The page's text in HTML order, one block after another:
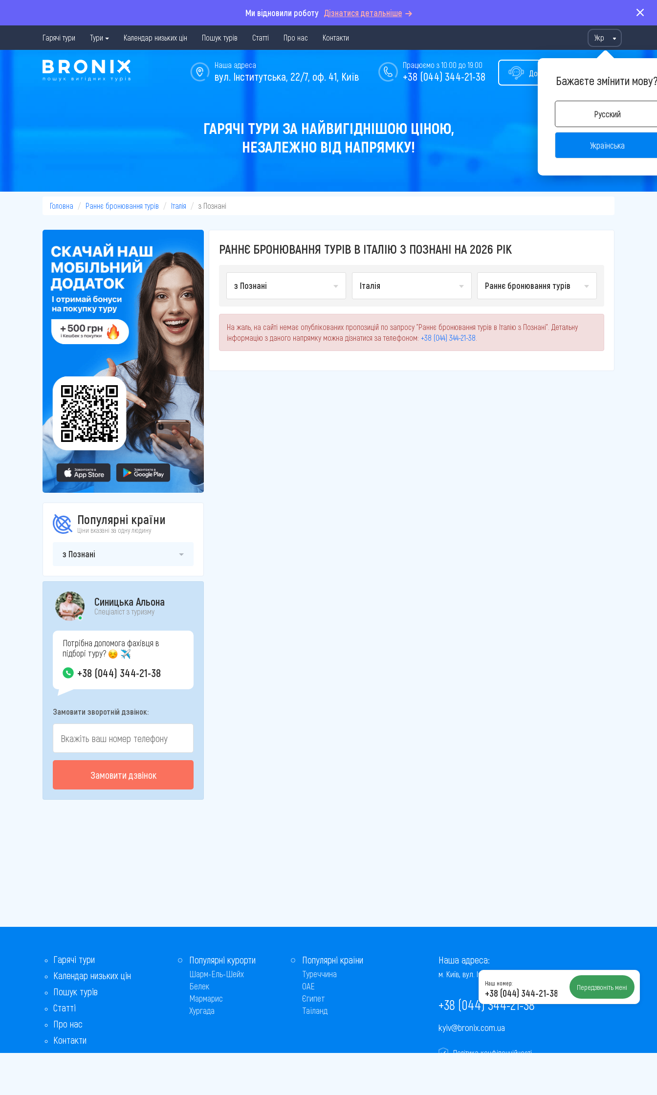
Ми відновили роботу Дізнатися детальніше
Гарячі тури Тури Календар низьких цін Пошук турів Статті Про нас Контакти Укр
Бажаєте змінити
Русский
Українська
Допомога у виборі туру
Працюємо з 10:00 до 19:00
+38 (044) 344-21-38
Наша адреса
вул. Інститутська, 22/7, оф. 41, Київ
ГАРЯЧІ ТУРИ ЗА НАЙВИГІДНІШОЮ ЦІНОЮ,
НЕЗАЛЕЖНО ВІД НАПРЯМКУ!
Головна Раннє бронювання турів Італія з Познані
Популярні країни
Ціни вказані за одну людину
з Познані
Синицька Альона
Спеціаліст з туризму
Потрібна допомога фахівця в
підборі туру?
+38 (044) 344-21-38
Замовити зворотній дзвінок:
Замовити дзвінок
РАННЄ БРОНЮВАННЯ ТУРІВ В ІТАЛІЮ З ПОЗНАНІ НА 2026 РІК
з Познані Італія Раннє бронювання турів
На жаль, на сайті немає опублікованих пропозицій по запросу "Раннє бронювання турів в Італію з Познані". Детальну
інформацію з даного напрямку можна дізнатися за телефоном: +38 (044) 344-21-38
Гарячі тури
Календар низьких цін
Пошук турів
Статті
Про нас
Контакти
Бонусна програма
Популярні курорти
Шарм-Ель-Шейх
Белек
Мармарис
Хургада
Популярні країни
Туреччина
ОАЕ
Єгипет
Таїланд
Наша адреса:
м. Київ, вул. Інститутська, 22/7, оф. 41
+38 (044) 344-21-38
kyiv@bronix.com.ua
Політика конфіденційності
Наш номер:
+38 (044) 344-21-38 Передзвоніть мені